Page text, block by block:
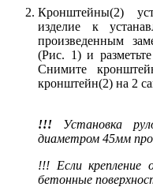
Кронштейны(2)
изделие к
произведенным
(Рис. 1) и
Снимите
кронштейн(2) на 2
!!! Установка
диаметром 45мм
!!! Если крепление
бетонные